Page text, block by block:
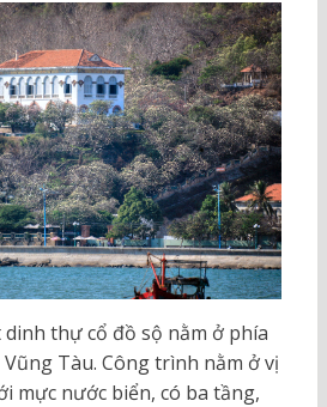
dinh thự cổ đồ sộ nằm ở phía
Tàu. Công trình nằm ở vị
mực nước biển, có ba tầng,